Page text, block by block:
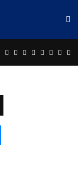
Facebook
TwitterInstagram
Linkedin
Youtube
Email
Rss